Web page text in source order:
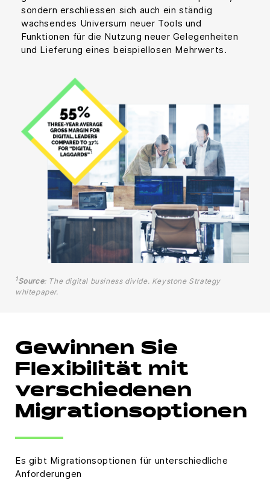
sondern erschliessen sich auch ein ständig
wachsendes Universum neuer Tools und
Funktionen für die Nutzung neuer Gelegenheiten
und Lieferung eines beispiellosen Mehrwerts.
1Source: The digital business divide. Keystone Strategy
whitepaper.
Gewinnen Sie
Flexibilität mit
verschiedenen
Migrationsoptionen
Es gibt Migrationsoptionen für unterschiedliche
Anforderungen